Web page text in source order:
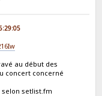
au début des
concert concerné
selon setlist.fm